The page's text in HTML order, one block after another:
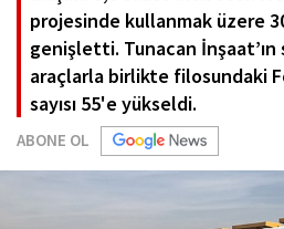
projesinde kullanmak üzere
genişletti. Tunacan İnşaat’ın
araçlarla birlikte filosundaki
sayısı 55'e yükseldi.
ABONE OL